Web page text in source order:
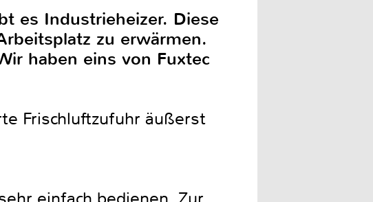
es Industrieheizer. Diese
zu erwärmen.
haben eins von Fuxtec
Frischluftzufuhr äußerst